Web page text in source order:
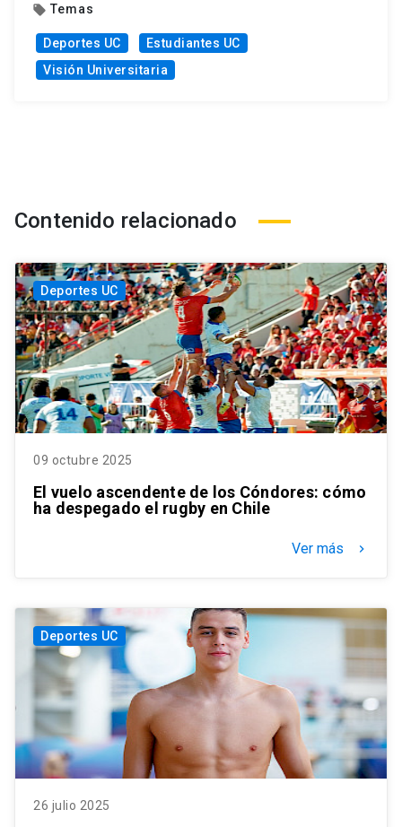
local_offer Temas
Deportes UC
Estudiantes UC
Visión Universitaria
Contenido relacionado
Deportes UC
09 octubre 2025
El vuelo ascendente de los Cóndores: cómo
ha despegado el rugby en Chile
Ver más keyboard_arrow_right
Deportes UC
26 julio 2025